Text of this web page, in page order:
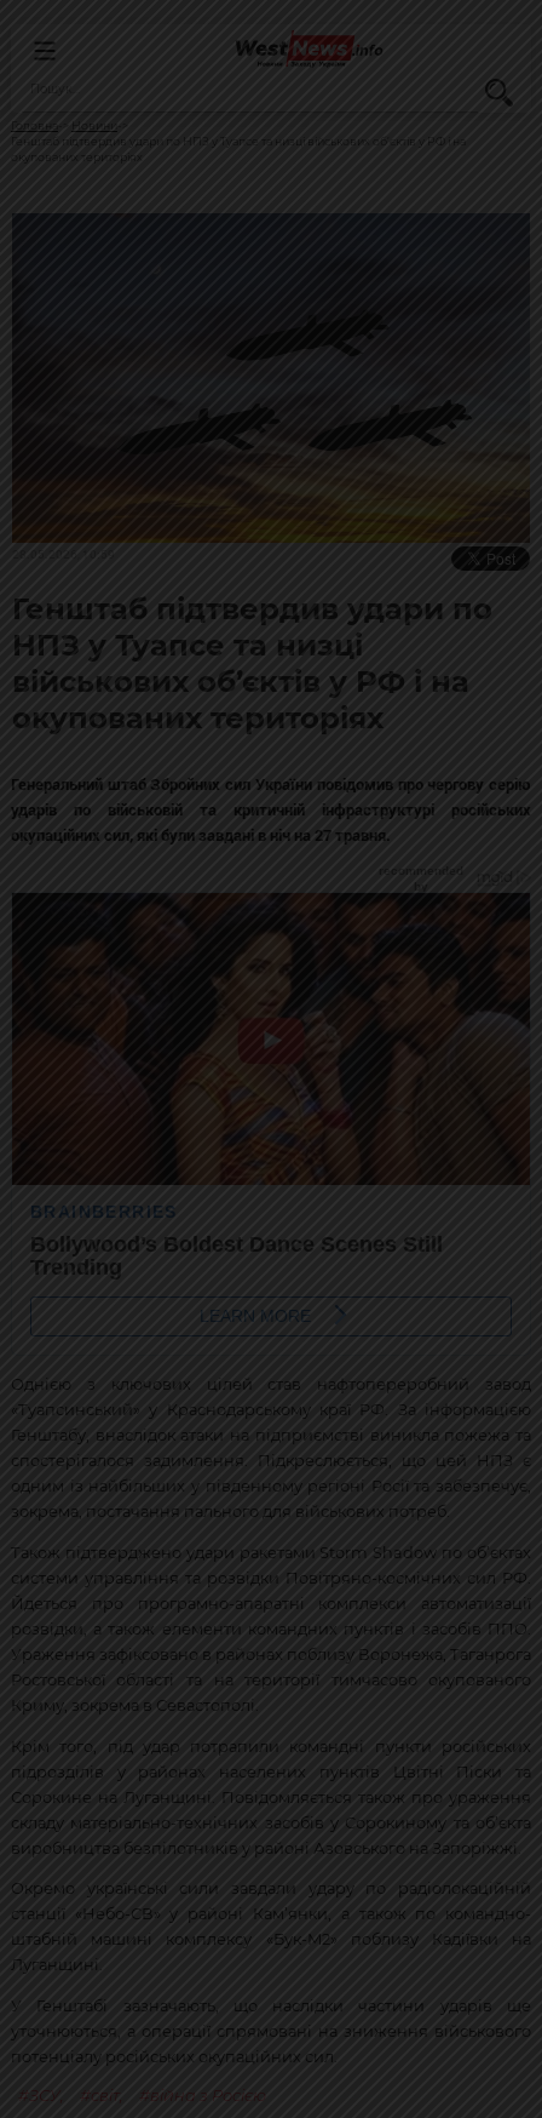
Головна
Новини
Генштаб підтвердив удари по НПЗ у Туапсе та низці військових об’єктів у РФ і на
окупованих територіях
Генштаб підтвердив удари по
НПЗ у Туапсе та низці
військових об’єктів у РФ і на
окупованих територіях
Генеральний штаб Збройних сил України повідомив про чергову серію
ударів по військовій та критичній інфраструктурі російських
окупаційних сил, які були завдані в ніч на 27 травня.
Однією з ключових цілей став нафтопереробний завод
«Туапсинський» у Краснодарському краї РФ. За інформацією
Генштабу, внаслідок атаки на підприємстві виникла пожежа та
спостерігалося задимлення. Підкреслюється, що цей НПЗ є
одним із найбільших у південному регіоні Росії та забезпечує,
зокрема, постачання пального для військових потреб.
Також підтверджено удари ракетами Storm Shadow по об’єктах
системи управління та розвідки Повітряно-космічних сил РФ.
Йдеться про програмно-апаратні комплекси автоматизації
розвідки, а також елементи командних пунктів і засобів ППО.
Ураження зафіксовано в районах поблизу Воронежа, Таганрога
Ростовської області та на території тимчасово окупованого
Криму, зокрема в Севастополі.
Крім того, під удар потрапили командні пункти російських
підрозділів у районах населених пунктів Цвітні Піски та
Сорокине на Луганщині. Повідомляється також про ураження
складу матеріально-технічних засобів у Сорокиному та об’єкта
виробництва безпілотників у районі Азовського на Запоріжжі.
Окремо українські сили завдали удару по радіолокаційній
станції «Небо-СВ» у районі Кам’янки, а також по командно-
штабній машині комплексу «Бук-М2» поблизу Кадіївки на
Луганщині.
У Генштабі зазначають, що наслідки частини ударів ще
уточнюються, а операції спрямовані на зниження військового
потенціалу російських окупаційних сил.
ЗСУ, світ, війна з Росією